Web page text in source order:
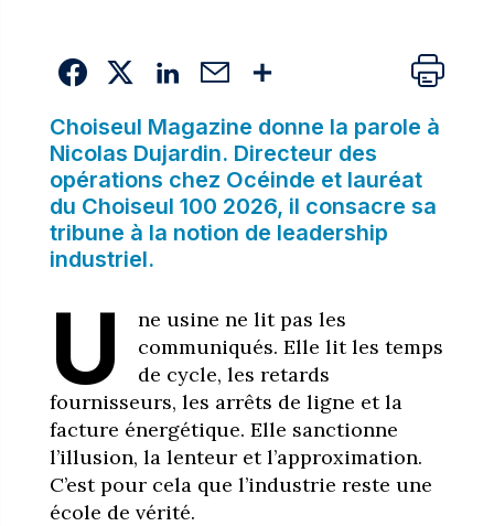
Choiseul Magazine donne la parole à
Nicolas Dujardin. Directeur des
opérations chez Océinde et lauréat
du Choiseul 100 2026, il consacre sa
tribune à la notion de leadership
industriel.
U
ne usine ne lit pas les
communiqués. Elle lit les temps
de cycle, les retards
fournisseurs, les arrêts de ligne et la
facture énergétique. Elle sanctionne
l’illusion, la lenteur et l’approximation.
C’est pour cela que l’industrie reste une
école de vérité.